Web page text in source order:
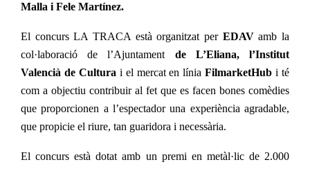
Malla i Fele Martínez.
El concurs LA TRACA està organitzat per EDAVamb la
col·laboració de l’Ajuntament de L’Eliana,
l’Institut
Valencià de Cultura i el mercat en líniaFilmarketHubi té
com a objectiu contribuir al fet que es facen bones comèdies
que proporcionen a l’espectador una experiència agradable,
que propicie el riure, tan guaridora i necessària.
El concurs està dotat amb un premi en metàl·lic de 2.000